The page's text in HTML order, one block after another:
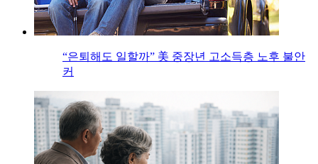
“은퇴해도 일할까” 美 중장년 고소득층 노후 불안
커